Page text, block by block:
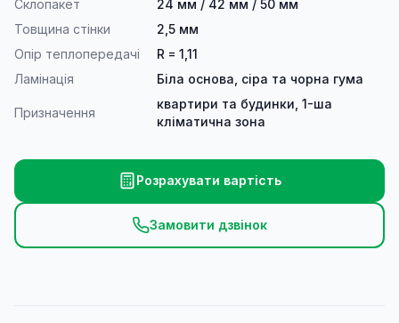
Склопакет
24 мм / 42 мм / 50 мм
Товщина стінки
2,5 мм
Опір теплопередачі
R = 1,11
Ламінація
Біла основа, сіра та чорна гума
Призначення
квартири та будинки, 1-ша
кліматична зона
Розрахувати вартість
Замовити дзвінок